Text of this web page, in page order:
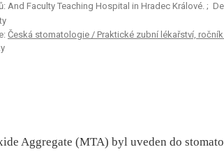
And Faculty Teaching Hospital in Hradec Králové. ;
Česká stomatologie / Praktické zubní lékařství, ročník
Aggregate (MTA) byl uveden do